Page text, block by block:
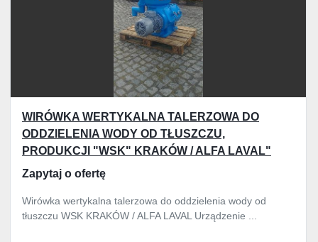
WIRÓWKA WERTYKALNA TALERZOWA DO
ODDZIELENIA WODY OD TŁUSZCZU,
PRODUKCJI "WSK" KRAKÓW / ALFA LAVAL"
Zapytaj o ofertę
Wirówka wertykalna talerzowa do oddzielenia wody od
tłuszczu WSK KRAKÓW / ALFA LAVAL Urządzenie ...